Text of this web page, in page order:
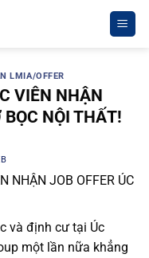
LMIA/OFFER
VIÊN NHẬN
BỌC NỘI THẤT!
NHẬN JOB OFFER ÚC
và định cư tại Úc
một lần nữa khẳng